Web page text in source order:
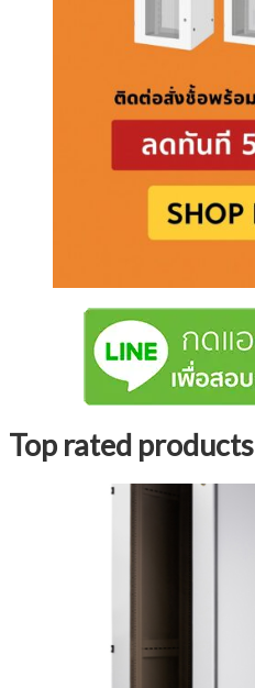
Top rated products